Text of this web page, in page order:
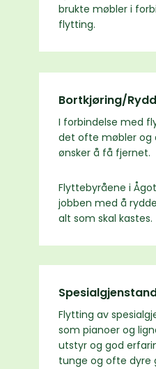
brukte møbler i
flytting.
Bortkjøring/
I forbindelse med
det ofte møbler og
ønsker å få fjernet.
Flyttebyråene i
jobben med å
alt som skal kastes.
Flytting av
som pianoer og
utstyr og god
tunge og ofte dyre